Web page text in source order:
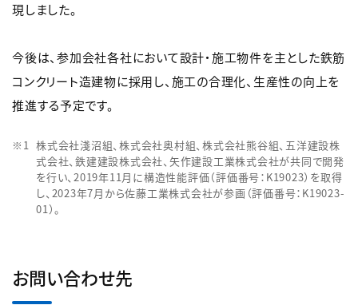
現しました。
今後は、参加会社各社において設計・施工物件を主とした鉄筋
コンクリート造建物に採用し、施工の合理化、生産性の向上を
推進する予定です。
株式会社淺沼組、株式会社奥村組、株式会社熊谷組、五洋建設株
式会社、鉄建建設株式会社、矢作建設工業株式会社が共同で開発
を行い、2019年11月に構造性能評価（評価番号：K19023）を取得
し、2023年7月から佐藤工業株式会社が参画（評価番号：K19023-
01）。
お問い合わせ先